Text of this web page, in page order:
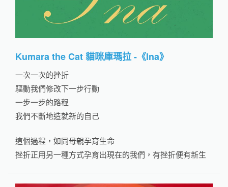
Kumara the Cat 貓咪庫瑪拉 -《Ina》
一次一次的挫折
驅動我們修改下一步行動
一步一步的路程
我們不斷地造就新的自己
這個過程，如同母親孕育生命
挫折正用另一種方式孕育出現在的我們，有挫折便有新生